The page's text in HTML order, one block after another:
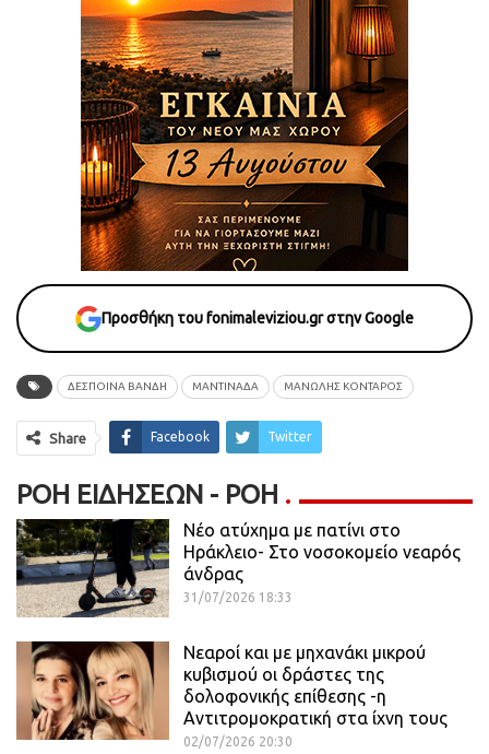
Προσθήκη του fonimaleviziou.gr στην Google
ΔΕΣΠΟΙΝΑ ΒΑΝΔΗ ΜΑΝΤΙΝΑΔΑ ΜΑΝΩΛΗΣ ΚΟΝΤΑΡΟΣ
Share Facebook Twitter
ΡΟΉ ΕΙΔΉΣΕΩΝ - ΡΟΗ
Νέο ατύχημα με πατίνι στο
Ηράκλειο- Στο νοσοκομείο νεαρός
άνδρας
31/07/2026 18:33
Νεαροί και με μηχανάκι μικρού
κυβισμού οι δράστες της
δολοφονικής επίθεσης -η
Αντιτρομοκρατική στα ίχνη τους
02/07/2026 20:30